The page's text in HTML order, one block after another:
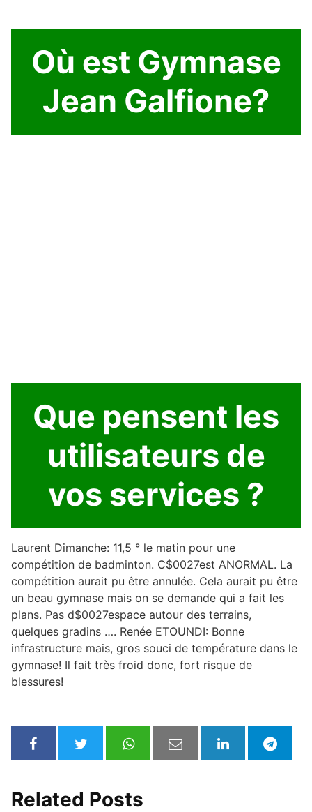
Où est Gymnase
Jean Galfione?
Que pensent les
utilisateurs de
vos services ?
Laurent Dimanche: 11,5 ° le matin pour une
compétition de badminton. C$0027est ANORMAL. La
compétition aurait pu être annulée. Cela aurait pu être
un beau gymnase mais on se demande qui a fait les
plans. Pas d$0027espace autour des terrains,
quelques gradins …. Renée ETOUNDI: Bonne
infrastructure mais, gros souci de température dans le
gymnase! Il fait très froid donc, fort risque de
blessures!
Related Posts